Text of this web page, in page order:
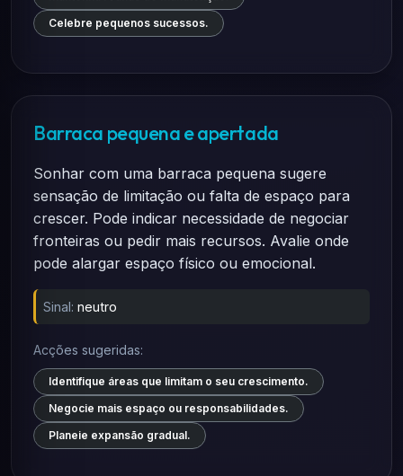
Celebre pequenos sucessos.
Barraca pequena e apertada
Sonhar com uma barraca pequena sugere
sensação de limitação ou falta de espaço para
crescer. Pode indicar necessidade de negociar
fronteiras ou pedir mais recursos. Avalie onde
pode alargar espaço físico ou emocional.
Sinal: neutro
Acções sugeridas:
Identifique áreas que limitam o seu crescimento.
Negocie mais espaço ou responsabilidades.
Planeie expansão gradual.